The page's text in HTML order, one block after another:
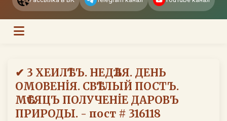
✔ 3 ХЕИЛѢТЪ. НЕДѢЛЯ. ДЕНЬ
ОМОВЕНİЯ. СВѢТЛЫЙ ПОСТЪ.
МѢСЯЦЪ ПОЛУЧЕНİЕ ДАРОВЪ
ПРИРОДЫ. - пост # 316118